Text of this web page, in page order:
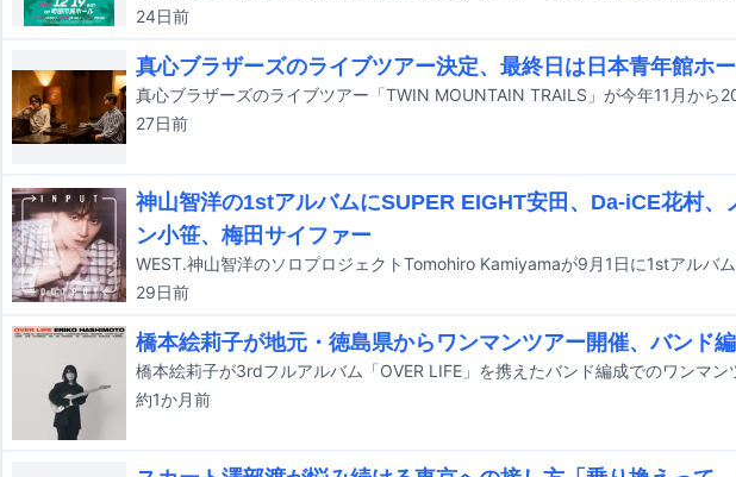
24日前
真心ブラザーズのライブツアー決定、最終日は日本青年館ホ
27日前
神山智洋の1stアルバムにSUPER EIGHT安田、Da-iCE花村、
ン小笹、梅田サイファー
29日前
橋本絵莉子が地元・徳島県からワンマンツアー開催、バンド
約1か月前